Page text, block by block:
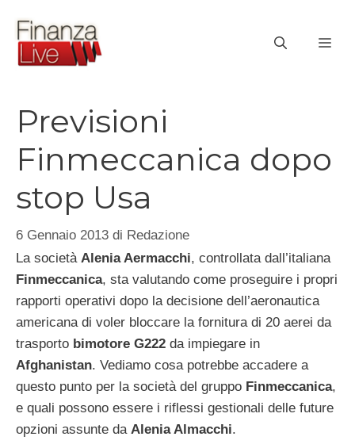
contenuto
Previsioni
Finmeccanica dopo
stop Usa
6 Gennaio 2013 di Redazione
La società Alenia Aermacchi, controllata dall’italiana
Finmeccanica, sta valutando come proseguire i propri
rapporti operativi dopo la decisione dell’aeronautica
americana di voler bloccare la fornitura di 20 aerei da
trasporto bimotore G222 da impiegare in
Afghanistan. Vediamo cosa potrebbe accadere a
questo punto per la società del gruppo Finmeccanica,
e quali possono essere i riflessi gestionali delle future
opzioni assunte da Alenia Almacchi.